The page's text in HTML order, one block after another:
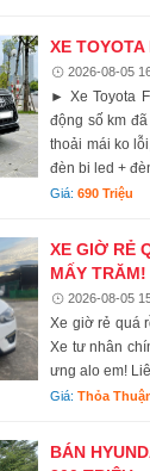
XE
2026-08-05
► Xe Toyota
động số km
thoải mái ko
đèn bi led +
Giá:690 Triệu
XE GIỜ RẺ
MẤY
2026-08-05
Xe giờ rẻ quá
Xe tư nhân
ưng alo em!
Giá:Thỏa
BÁN